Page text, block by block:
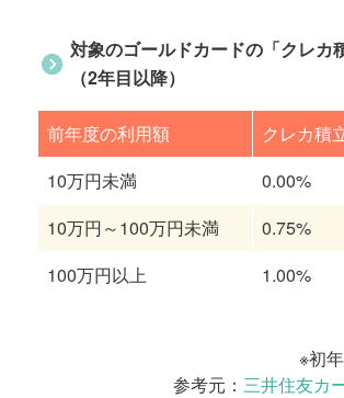
対象のゴールドカードの「クレカ
（2年目以降）
前年度の利用額
クレカ積
10万円未満
0.00%
10万円～100万円未満
0.75%
100万円以上
1.00%
※初
参考元： 三井住友カ